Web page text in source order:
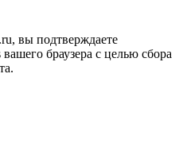
вы подтверждаете
браузера с целью сбора